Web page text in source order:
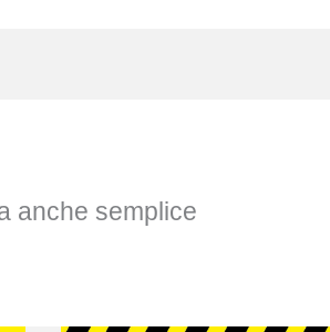
anche semplice